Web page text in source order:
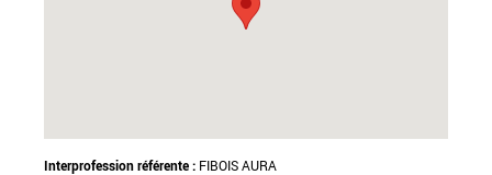
Interprofession référente : FIBOIS AURA